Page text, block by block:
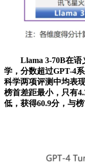
Llama 3-70B在语
学，分数超过GPT-4
科学两项评测中均表
榜首差距最小，只有
低，获得60.9分，与榜